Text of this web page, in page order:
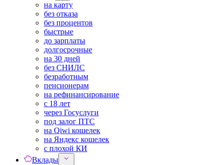
на карту
без отказа
без процентов
быстрые
до зарплаты
долгосрочные
на 30 дней
без СНИЛС
безработным
пенсионерам
на рефинансирование
с 18 лет
через Госуслуги
под залог ПТС
на Qiwi кошелек
на Яндекс кошелек
с плохой КИ
Вклады